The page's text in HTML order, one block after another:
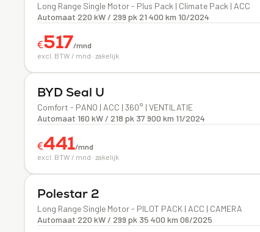
Long Range Single Motor - Plus Pack | Climate Pack | ACC
Automaat·220 kW / 299 pk·21 400 km·10/2024
€517/mnd
excl. BTW / mnd · zakelijk
Elektrisch
BYD Seal U
Comfort - PANO | ACC | 360° | VENTILATIE
Automaat·160 kW / 218 pk·37 900 km·11/2024
€441/mnd
excl. BTW / mnd · zakelijk
Elektrisch
Polestar 2
Long Range Single Motor - PILOT PACK | ACC | CAMERA
Automaat·220 kW / 299 pk·35 400 km·06/2025